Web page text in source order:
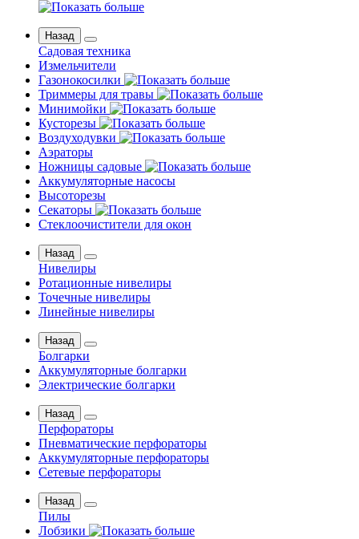
Назад
Садовая техника
Измельчители
Газонокосилки
Триммеры для травы
Минимойки
Кусторезы
Воздуходувки
Аэраторы
Ножницы садовые
Аккумуляторные насосы
Высоторезы
Секаторы
Стеклоочистители для окон
Назад
Нивелиры
Ротационные нивелиры
Точечные нивелиры
Линейные нивелиры
Назад
Болгарки
Аккумуляторные болгарки
Электрические болгарки
Назад
Перфораторы
Пневматические перфораторы
Аккумуляторные перфораторы
Сетевые перфораторы
Назад
Пилы
Лобзики